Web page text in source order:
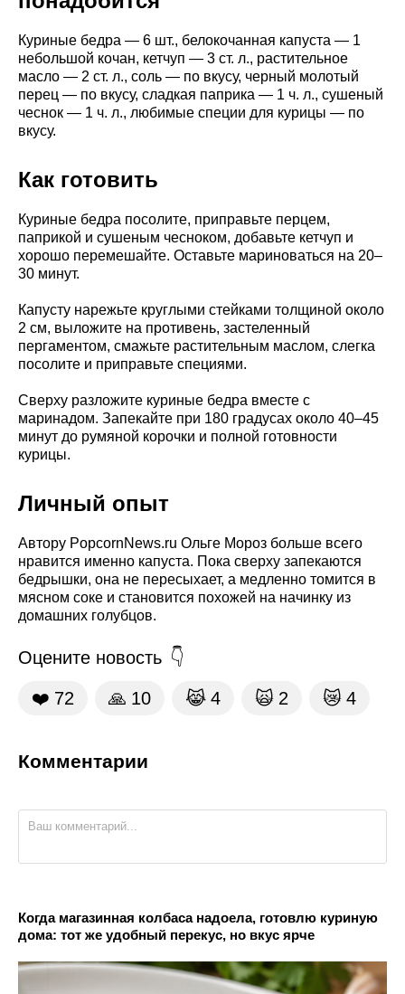
Куриные бедра — 6 шт., белокочанная капуста — 1
небольшой кочан, кетчуп — 3 ст. л., растительное
масло — 2 ст. л., соль — по вкусу, черный молотый
перец — по вкусу, сладкая паприка — 1 ч. л., сушеный
чеснок — 1 ч. л., любимые специи для курицы — по
вкусу.
Как готовить
Куриные бедра посолите, приправьте перцем,
паприкой и сушеным чесноком, добавьте кетчуп и
хорошо перемешайте. Оставьте мариноваться на 20–
30 минут.
Капусту нарежьте круглыми стейками толщиной около
2 см, выложите на противень, застеленный
пергаментом, смажьте растительным маслом, слегка
посолите и приправьте специями.
Сверху разложите куриные бедра вместе с
маринадом. Запекайте при 180 градусах около 40–45
минут до румяной корочки и полной готовности
курицы.
Личный опыт
Автору PopcornNews.ru Ольге Мороз больше всего
нравится именно капуста. Пока сверху запекаются
бедрышки, она не пересыхает, а медленно томится в
мясном соке и становится похожей на начинку из
домашних голубцов.
Оцените новость
❤️ 72 🙏 10 😹 4 🙀 2 😿 4
Комментарии
Когда магазинная колбаса надоела, готовлю куриную
дома: тот же удобный перекус, но вкус ярче